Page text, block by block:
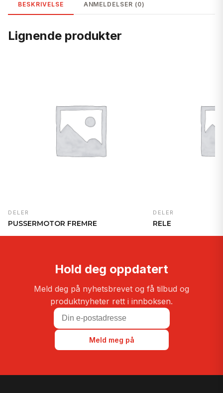
BESKRIVELSE ANMELDELSER (0)
Lignende produkter
DELER
PUSSERMOTOR FREMRE
DELER
RELE
Hold deg oppdatert
Meld deg på nyhetsbrevet og få tilbud og
produktnyheter rett i innboksen.
Meld meg på